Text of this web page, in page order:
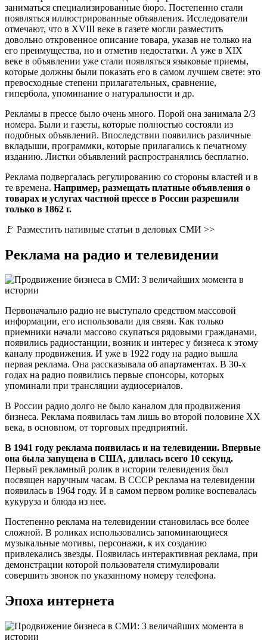
заниматься специализированные бюро. Постепенно стали
появляться иллюстрированные объявления. Исследователи
отмечают, что в XVIII веке в газете могли разместить
довольно откровенное описание товара, указав не только на
его преимущества, но и отметив недостатки. А уже в XIX
веке в объявлении уже стали появляться языковые приемы,
которые должны были показать его в самом лучшем свете: это
превосходные степени прилагательных, сравнение,
гипербола, упоминание о натуральности и др.
Рекламы в прессе было очень много. Порой она занимала 2/3
номера. Были и газеты, которые полностью состояли из
подобных объявлений. Впоследствии появились различные
вкладыши, программки, которые прилагались к печатному
изданию. Листки объявлений распространялись бесплатно.
Реклама подвергалась регулированию со стороны властей и в
те времена. Например, размещать платные объявления о
товарах и услугах частной прессе в России разрешили
только в 1862 г.
🚩 Разместить нативные статьи в деловых СМИ >>
Реклама на радио и телевидении
Первоначально радио не выступало средством массовой
информации, его использовали для связи. Как только
приемники начали массово скупаться рядовыми гражданами,
появились радиостанции, возник и интерес у бизнеса к этому
каналу продвижения. И уже в 1922 году на радио вышла
первая реклама. Она рассказывала об апартаментах. В 30-х
годах на радио появились первые спонсоры, которых
упоминали при трансляции аудиосериалов.
В России радио долго не было каналом для продвижения
бизнеса. Реклама появилась там лишь во второй половине XX
века, в основном, от торговых предприятий.
В 1941 году реклама появилась и на телевидении. Впервые
она была запущена в США, длилась всего 10 секунд.
Первый рекламный ролик в истории телевидения был
посвящен наручным часам. В СССР реклама на телевидении
появилась в 1964 году. И в самом первом ролике воспевалась
кукуруза и блюда из нее.
Постепенно реклама на телевидении становилась все более
сложной. В роликах использовались запоминающиеся
музыкальные мотивы, персонажи, к их созданию
привлекались звезды. Появилась интерактивная реклама, при
демонстрации которой пользователя стимулировали
совершить звонок по указанному номеру телефона.
Эпоха интернета